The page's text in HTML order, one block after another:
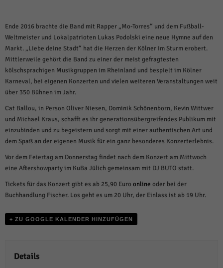
Ende 2016 brachte die Band mit Rapper „Mo-Torres“ und dem Fußball-
Weltmeister und Lokalpatrioten Lukas Podolski eine neue Hymne auf den
Markt. „Liebe deine Stadt“ hat die Herzen der Kölner im Sturm erobert.
Mittlerweile gehört die Band zu einer der meist gefragtesten
kölschsprachigen Musikgruppen im Rheinland und bespielt im Kölner
Karneval, bei eigenen Konzerten und vielen weiteren Veranstaltungen weit
über 350 Bühnen im Jahr.
Cat Ballou, in Person Oliver Niesen, Dominik Schönenborn, Kevin Wittwer
und Michael Kraus, schafft es ihr generationsübergreifendes Publikum mit
einzubinden und zu begeistern und sorgt mit einer authentischen Art und
dem Spaß an der eigenen Musik für ein ganz besonderes Konzerterlebnis.
Vor dem Feiertag am Donnerstag findet nach dem Konzert am Mittwoch
eine Aftershowparty im KuBa Jülich gemeinsam mit DJ BUTO statt.
Tickets für das Konzert gibt es ab 25,90 Euro online oder bei der
Buchhandlung Fischer. Los geht es um 20 Uhr, der Einlass ist ab 19 Uhr.
+ ZU GOOGLE KALENDER HINZUFÜGEN
Details
Alle akzeptieren Speichern und weiter
Zurück
Datenschutzeinstellungen
Essenziell (1)
Essenzielle Cookies ermöglichen grundlegende Funktionen und sind für die
einwandfreie Funktion der Website erforderlich.
Cookie-Informationen anzeigen
Statistiken (1)
Statistik Cookies erfassen Informationen anonym. Diese Informationen helfen
uns zu verstehen, wie unsere Besucher unsere Website nutzen.
Cookie-Informationen anzeigen
Marketing (1)
um personalisierte Werbung anzuzeigen. Sie tun dies, indem sie Besucher
über Websites hinweg verfolgen.
Externe Medien (6)